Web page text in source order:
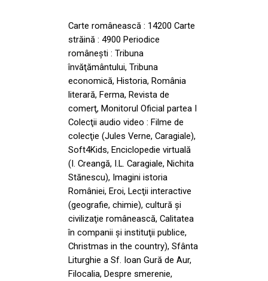
Carte românească : 14200 Carte
străină : 4900 Periodice
româneşti : Tribuna
învăţământului, Tribuna
economică, Historia, România
literară, Ferma, Revista de
comerţ, Monitorul Oficial partea I
Colecţii audio video : Filme de
colecţie (Jules Verne, Caragiale),
Soft4Kids, Enciclopedie virtuală
(I. Creangă, I.L. Caragiale, Nichita
Stănescu), Imagini istoria
României, Eroi, Lecţii interactive
(geografie, chimie), cultură şi
civilizaţie românească, Calitatea
în companii şi instituţii publice,
Christmas in the country), Sfânta
Liturghie a Sf. Ioan Gură de Aur,
Filocalia, Despre smerenie,